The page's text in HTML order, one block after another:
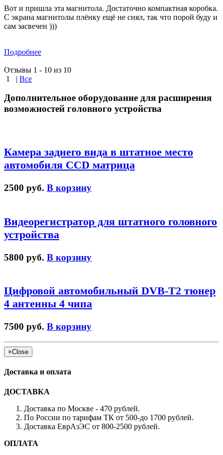
Вот и пришла эта магнитола. Достаточно компактная коробка.
С экрана магнитолы плёнку ещё не снял, так что порой буду и
сам засвечен )))
Подробнее
Отзывы 1 - 10 из 10
1
| Все
Дополнительное оборудование для расширения
возможностей головного устройства
Камера заднего вида в штатное место
автомобиля CCD матрица
2500 руб. В корзину
Видеорегистратор для штатного головного
устройства
5800 руб. В корзину
Цифровой автомобильный DVB-T2 тюнер
4 антенны 4 чипа
7500 руб. В корзину
×Close
Доставка и оплата
ДОСТАВКА
Доставка по Москве - 470 рублей.
По России по тарифам ТК от 500-до 1700 рублей.
Доставка ЕврАзЭС от 800-2500 рублей.
ОПЛАТА